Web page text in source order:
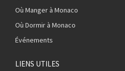
Où Manger à Monaco
Où Dormir à Monaco
Événements
LIENS UTILES